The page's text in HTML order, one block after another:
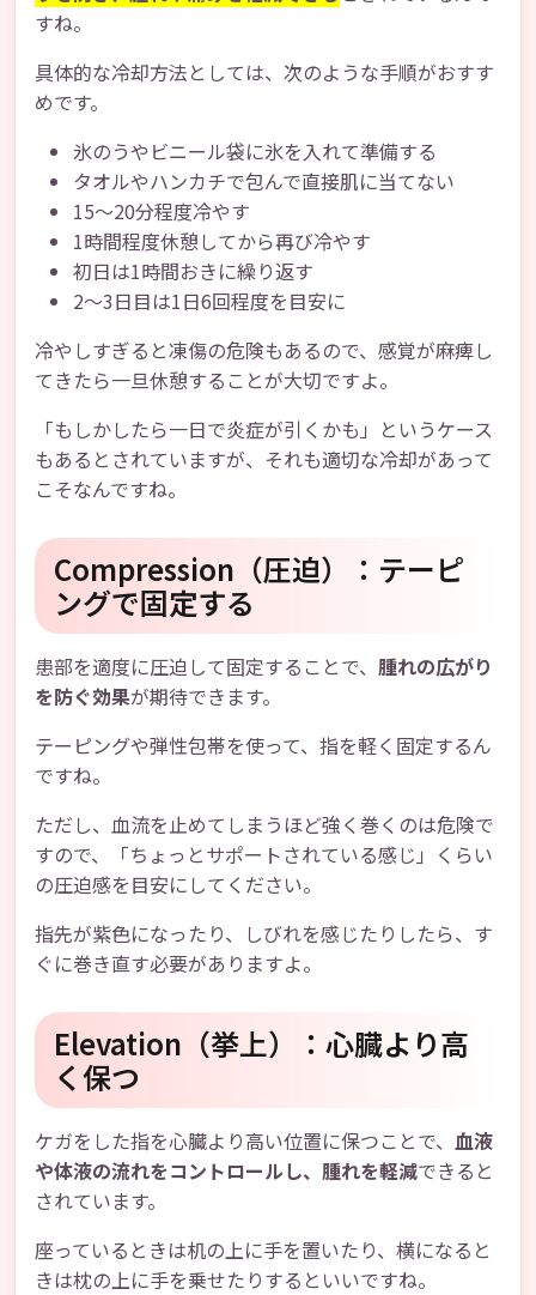
すね。
具体的な冷却方法としては、次のような手順がおすす
めです。
氷のうやビニール袋に氷を入れて準備する
タオルやハンカチで包んで直接肌に当てない
15〜20分程度冷やす
1時間程度休憩してから再び冷やす
初日は1時間おきに繰り返す
2〜3日目は1日6回程度を目安に
冷やしすぎると凍傷の危険もあるので、感覚が麻痺し
てきたら一旦休憩することが大切ですよ。
「もしかしたら一日で炎症が引くかも」というケース
もあるとされていますが、それも適切な冷却があって
こそなんですね。
Compression（圧迫）：テーピ
ングで固定する
患部を適度に圧迫して固定することで、 腫れの広がり
を防ぐ効果が期待できます。
テーピングや弾性包帯を使って、指を軽く固定するん
ですね。
ただし、血流を止めてしまうほど強く巻くのは危険で
すので、「ちょっとサポートされている感じ」くらい
の圧迫感を目安にしてください。
指先が紫色になったり、しびれを感じたりしたら、す
ぐに巻き直す必要がありますよ。
Elevation（挙上）：心臓より高
く保つ
ケガをした指を心臓より高い位置に保つことで、 血液
や体液の流れをコントロールし、腫れを軽減できると
されています。
座っているときは机の上に手を置いたり、横になると
きは枕の上に手を乗せたりするといいですね。